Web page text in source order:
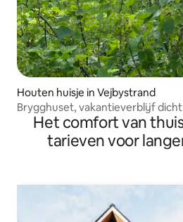
Houten huisje in Vejbystrand
Brygghuset, vakantieverblijf
Het comfort van
tarieven voor